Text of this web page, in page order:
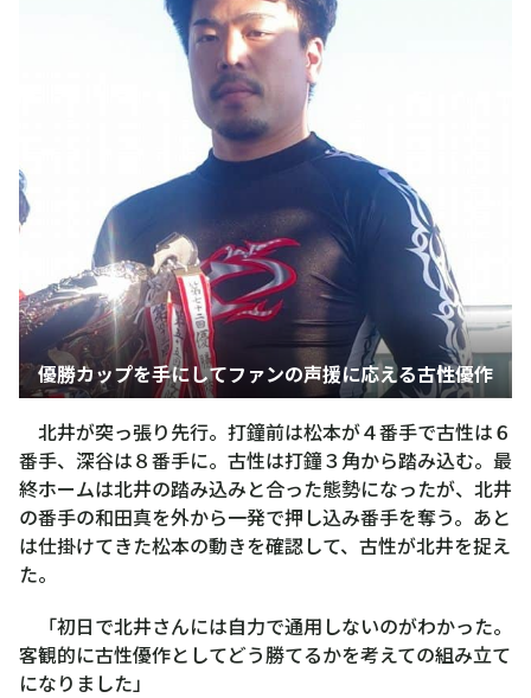
優勝カップを手にしてファンの声援に応える古性優作
北井が突っ張り先行。打鐘前は松本が４番手で古性は６
番手、深谷は８番手に。古性は打鐘３角から踏み込む。最
終ホームは北井の踏み込みと合った態勢になったが、北井
の番手の和田真を外から一発で押し込み番手を奪う。あと
は仕掛けてきた松本の動きを確認して、古性が北井を捉え
た。
「初日で北井さんには自力で通用しないのがわかった。
客観的に古性優作としてどう勝てるかを考えての組み立て
になりました」